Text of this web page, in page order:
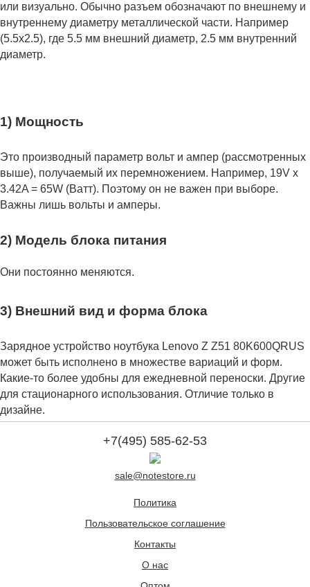
или визуально. Обычно разъем обозначают по внешнему и
внутреннему диаметру металлической части. Например
(5.5x2.5), где 5.5 мм внешний диаметр, 2.5 мм внутренний
диаметр.
1) Мощность
Это производный параметр вольт и ампер (рассмотренных
выше), получаемый их перемножением. Например, 19V x
3.42A = 65W (Ватт). Поэтому он не важен при выборе.
Важны лишь вольты и амперы.
2) Модель блока питания
Они постоянно меняются.
3) Внешний вид и форма блока
Зарядное устройство ноутбука Lenovo Z Z51 80K600QRUS
может быть исполнено в множестве вариаций и форм.
Какие-то более удобны для ежедневной переноски. Другие
для стационарного использования. Отличие только в
дизайне.
+7(495) 585-62-53
sale@notestore.ru
Политика
Пользовательское соглашение
Контакты
О нас